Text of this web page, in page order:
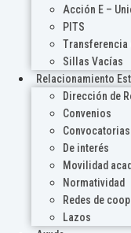
Acción E –
PITS
Transferencia
Sillas Vacías
Relacionamiento
Dirección de
Convenios
De interés
Movilidad
Normatividad
Redes de
Lazos